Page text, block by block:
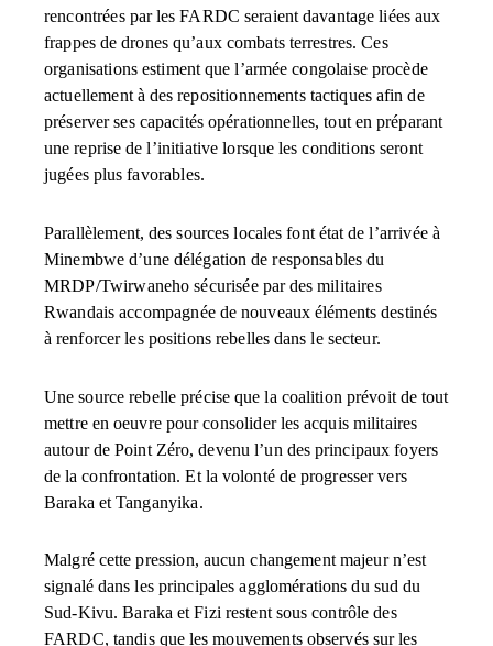
rencontrées par les FARDC seraient davantage liées aux
frappes de drones qu’aux combats terrestres. Ces
organisations estiment que l’armée congolaise procède
actuellement à des repositionnements tactiques afin de
préserver ses capacités opérationnelles, tout en préparant
une reprise de l’initiative lorsque les conditions seront
jugées plus favorables.
Parallèlement, des sources locales font état de l’arrivée à
Minembwe d’une délégation de responsables du
MRDP/Twirwaneho sécurisée par des militaires
Rwandais accompagnée de nouveaux éléments destinés
à renforcer les positions rebelles dans le secteur.
Une source rebelle précise que la coalition prévoit de tout
mettre en oeuvre pour consolider les acquis militaires
autour de Point Zéro, devenu l’un des principaux foyers
de la confrontation. Et la volonté de progresser vers
Baraka et Tanganyika.
Malgré cette pression, aucun changement majeur n’est
signalé dans les principales agglomérations du sud du
Sud-Kivu. Baraka et Fizi restent sous contrôle des
FARDC, tandis que les mouvements observés sur les